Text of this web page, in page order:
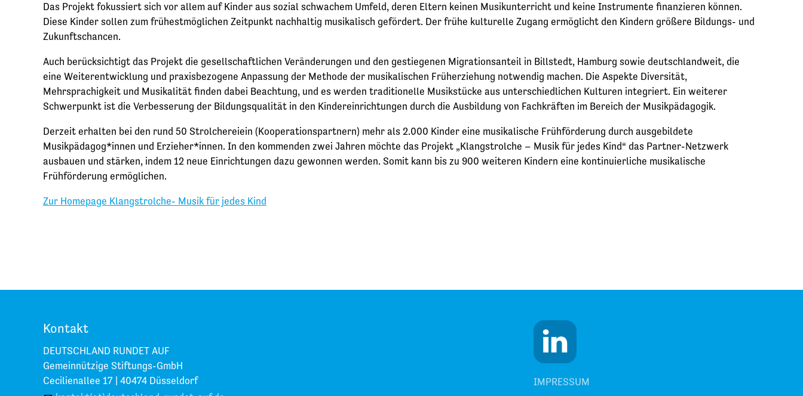
Das Projekt fokussiert sich vor allem auf Kinder aus sozial schwachem Umfeld, deren Eltern keinen Musikunterricht und keine Instrumente finanzieren können.
Diese Kinder sollen zum frühestmöglichen Zeitpunkt nachhaltig musikalisch gefördert. Der frühe kulturelle Zugang ermöglicht den Kindern größere Bildungs- und
Zukunftschancen.
Auch berücksichtigt das Projekt die gesellschaftlichen Veränderungen und den gestiegenen Migrationsanteil in Billstedt, Hamburg sowie deutschlandweit, die
eine Weiterentwicklung und praxisbezogene Anpassung der Methode der musikalischen Früherziehung notwendig machen. Die Aspekte Diversität,
Mehrsprachigkeit und Musikalität finden dabei Beachtung, und es werden traditionelle Musikstücke aus unterschiedlichen Kulturen integriert. Ein weiterer
Schwerpunkt ist die Verbesserung der Bildungsqualität in den Kindereinrichtungen durch die Ausbildung von Fachkräften im Bereich der Musikpädagogik.
Derzeit erhalten bei den rund 50 Strolchereiein (Kooperationspartnern) mehr als 2.000 Kinder eine musikalische Frühförderung durch ausgebildete
Musikpädagog*innen und Erzieher*innen. In den kommenden zwei Jahren möchte das Projekt „Klangstrolche – Musik für jedes Kind“ das Partner-Netzwerk
ausbauen und stärken, indem 12 neue Einrichtungen dazu gewonnen werden. Somit kann bis zu 900 weiteren Kindern eine kontinuierliche musikalische
Frühförderung ermöglichen.
Zur Homepage Klangstrolche- Musik für jedes Kind
Kontakt
DEUTSCHLAND RUNDET AUF
Gemeinnützige Stiftungs-GmbH
Cecilienallee 17 | 40474 Düsseldorf
IMPRESSUM